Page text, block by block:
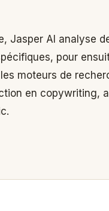
Jasper AI analyse
pour
moteurs de
en copywriting,